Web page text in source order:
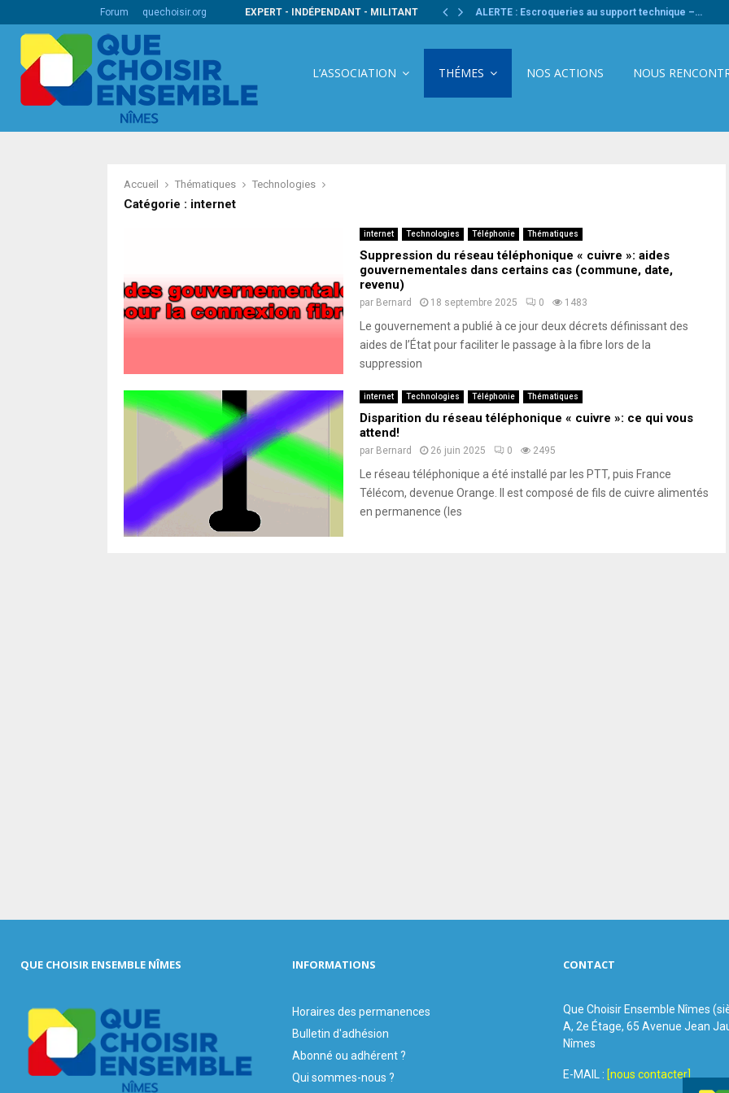
Forum quechoisir.org EXPERT - INDÉPENDANT - MILITANT
pour une démarche qualité au bénéfice… ALERTE : Escroqueries au support technique –…
L’ASSOCIATION THÉMES NOS ACTIONS NOUS
Accueil Thématiques Technologies
Catégorie : internet
internet Technologies Téléphonie Thématiques
Suppression du réseau téléphonique « cuivre »: aides
gouvernementales dans certains cas (commune, date,
revenu)
par Bernard 18 septembre 2025 0 1483
Le gouvernement a publié à ce jour deux décrets définissant des
aides de l’État pour faciliter le passage à la fibre lors de la
suppression
internet Technologies Téléphonie Thématiques
Disparition du réseau téléphonique « cuivre »: ce qui vous
attend!
par Bernard 26 juin 2025 0 2495
Le réseau téléphonique a été installé par les PTT, puis France
Télécom, devenue Orange. Il est composé de fils de cuivre alimentés
en permanence (les
QUE CHOISIR ENSEMBLE NÎMES INFORMATIONS
Horaires des permanences
Bulletin d'adhésion
Abonné ou adhérent ?
Qui sommes-nous ?
CONTACT
Que Choisir Ensemble Nîmes
A, 2e Étage, 65 Avenue Jean
Nîmes
E-MAIL : [nous contacter]